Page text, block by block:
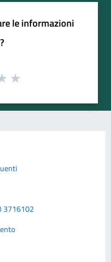
le informazioni
3716102